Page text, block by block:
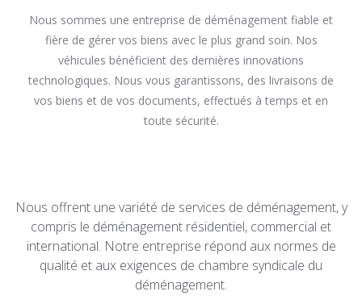
Nous sommes une entreprise de déménagement fiable et
fière de gérer vos biens avec le plus grand soin. Nos
véhicules bénéficient des dernières innovations
technologiques. Nous vous garantissons, des livraisons de
vos biens et de vos documents, effectués à temps et en
toute sécurité.
Nous offrent une variété de services de déménagement, y
compris le déménagement résidentiel, commercial et
international. Notre entreprise répond aux normes de
qualité et aux exigences de chambre syndicale du
déménagement.